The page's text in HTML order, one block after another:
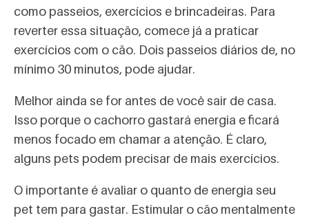
como passeios, exercícios e brincadeiras. Para
reverter essa situação, comece já a praticar
exercícios com o cão. Dois passeios diários de, no
mínimo 30 minutos, pode ajudar.
Melhor ainda se for antes de você sair de casa.
Isso porque o cachorro gastará energia e ficará
menos focado em chamar a atenção. É claro,
alguns pets podem precisar de mais exercícios.
O importante é avaliar o quanto de energia seu
pet tem para gastar. Estimular o cão mentalmente